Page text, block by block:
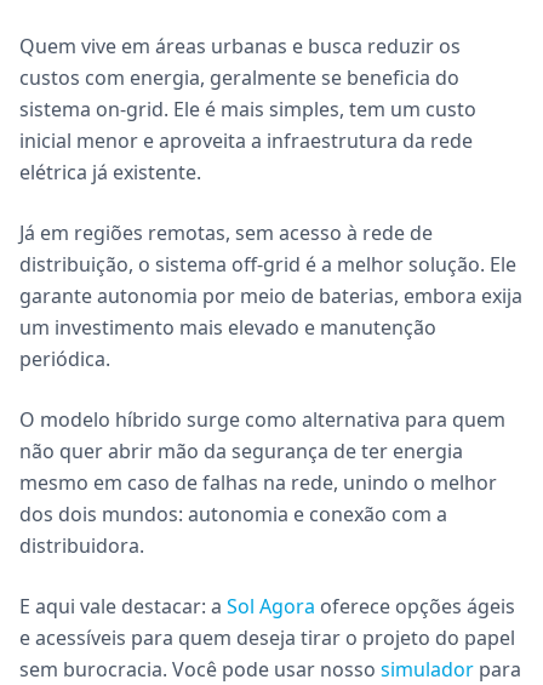
Quem vive em áreas urbanas e busca reduzir os
custos com energia, geralmente se beneficia do
sistema on-grid. Ele é mais simples, tem um custo
inicial menor e aproveita a infraestrutura da rede
elétrica já existente.
Já em regiões remotas, sem acesso à rede de
distribuição, o sistema off-grid é a melhor solução. Ele
garante autonomia por meio de baterias, embora exija
um investimento mais elevado e manutenção
periódica.
O modelo híbrido surge como alternativa para quem
não quer abrir mão da segurança de ter energia
mesmo em caso de falhas na rede, unindo o melhor
dos dois mundos: autonomia e conexão com a
distribuidora.
E aqui vale destacar: a Sol Agora oferece opções ágeis
e acessíveis para quem deseja tirar o projeto do papel
sem burocracia. Você pode usar nosso simulador para